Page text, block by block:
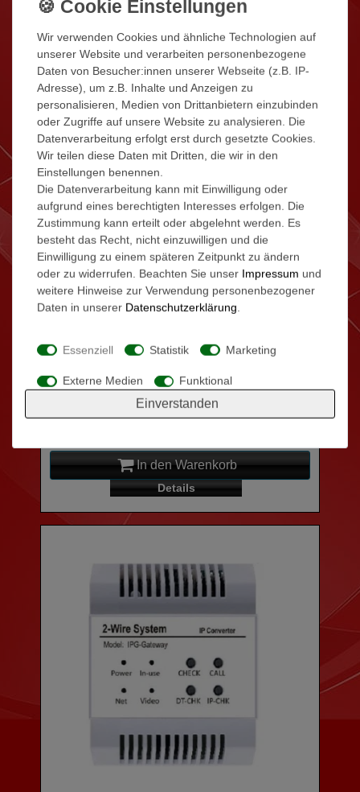
0,2A
In den Warenkorb
Details
Wir verwenden Cookies und ähnliche Technologien auf
unserer Website und verarbeiten personenbezogene
Daten von Besucher:innen unserer Webseite (z.B. IP-
Adresse), um z.B. Inhalte und Anzeigen zu
personalisieren, Medien von Drittanbietern einzubinden
oder Zugriffe auf unsere Website zu analysieren. Die
Datenverarbeitung erfolgt erst durch gesetzte Cookies.
Wir teilen diese Daten mit Dritten, die wir in den
Einstellungen benennen.
Die Datenverarbeitung kann mit Einwilligung oder
aufgrund eines berechtigten Interesses erfolgen. Die
Zustimmung kann erteilt oder abgelehnt werden. Es
besteht das Recht, nicht einzuwilligen und die
Einwilligung zu einem späteren Zeitpunkt zu ändern
oder zu widerrufen. Beachten Sie unser Impressum und
weitere Hinweise zur Verwendung personenbezogener
Daten in unserer Daten­schutz­erklärung.
Essenziell Statistik Marketing
Externe Medien Funktional
Einverstanden